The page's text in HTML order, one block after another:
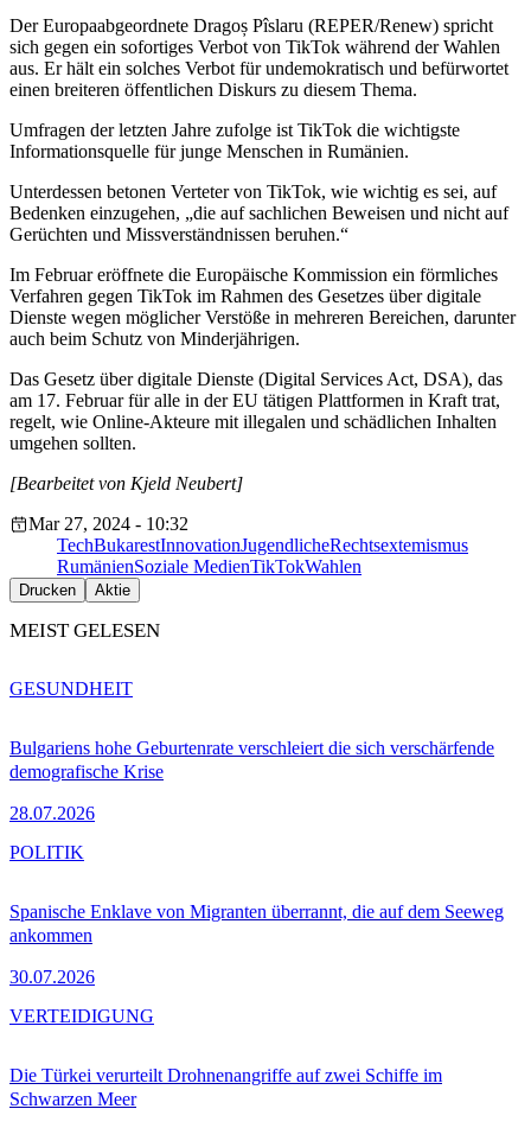
Der Europaabgeordnete Dragoș Pîslaru (REPER/Renew) spricht
sich gegen ein sofortiges Verbot von TikTok während der Wahlen
aus. Er hält ein solches Verbot für undemokratisch und befürwortet
einen breiteren öffentlichen Diskurs zu diesem Thema.
Umfragen der letzten Jahre zufolge ist TikTok die wichtigste
Informationsquelle für junge Menschen in Rumänien.
Unterdessen betonen Verteter von TikTok, wie wichtig es sei, auf
Bedenken einzugehen, „die auf sachlichen Beweisen und nicht auf
Gerüchten und Missverständnissen beruhen.“
Im Februar eröffnete die Europäische Kommission ein förmliches
Verfahren gegen TikTok im Rahmen des Gesetzes über digitale
Dienste wegen möglicher Verstöße in mehreren Bereichen, darunter
auch beim Schutz von Minderjährigen.
Das Gesetz über digitale Dienste (Digital Services Act, DSA), das
am 17. Februar für alle in der EU tätigen Plattformen in Kraft trat,
regelt, wie Online-Akteure mit illegalen und schädlichen Inhalten
umgehen sollten.
[Bearbeitet von Kjeld Neubert]
Mar 27, 2024 - 10:32
TechBukarestInnovationJugendlicheRechtsextemismus
RumänienSoziale MedienTikTokWahlen
Drucken Aktie
MEIST GELESEN
Bulgariens hohe Geburtenrate verschleiert die sich verschärfende
demografische Krise
28.07.2026
GESUNDHEIT
Spanische Enklave von Migranten überrannt, die auf dem Seeweg
ankommen
30.07.2026
POLITIK
Die Türkei verurteilt Drohnenangriffe auf zwei Schiffe im
Schwarzen Meer
VERTEIDIGUNG